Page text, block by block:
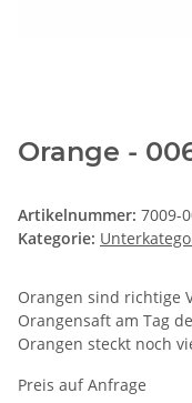
Orange -
Artikelnummer: 7009-
Kategorie:
Orangen sind richtige
Orangensaft am Tag
Orangen steckt noch
Preis auf Anfrage